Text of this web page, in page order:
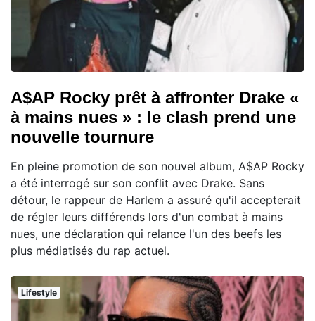
A$AP Rocky prêt à affronter Drake «
à mains nues » : le clash prend une
nouvelle tournure
En pleine promotion de son nouvel album, A$AP Rocky
a été interrogé sur son conflit avec Drake. Sans
détour, le rappeur de Harlem a assuré qu'il accepterait
de régler leurs différends lors d'un combat à mains
nues, une déclaration qui relance l'un des beefs les
plus médiatisés du rap actuel.
Lifestyle